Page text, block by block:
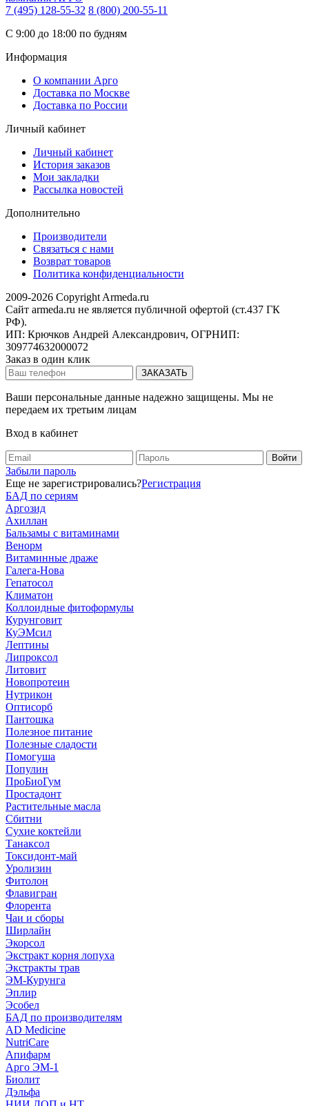
7 (495) 128-55-32 8 (800) 200-55-11
С 9:00 до 18:00 по будням
Информация
О компании Арго
Доставка по Москве
Доставка по России
Личный кабинет
Личный кабинет
История заказов
Мои закладки
Рассылка новостей
Дополнительно
Производители
Связаться с нами
Возврат товаров
Политика конфиденциальности
2009-2026 Copyright Armeda.ru
Сайт armeda.ru не является публичной офертой (ст.437 ГК
РФ).
ИП: Крючков Андрей Александрович, ОГРНИП:
309774632000072
Заказ в один клик
Ваши персональные данные надежно защищены. Мы не
передаем их третьим лицам
Вход в кабинет
Забыли пароль
Еще не зарегистрировались?Регистрация
БАД по сериям
Аргозид
Ахиллан
Бальзамы с витаминами
Венорм
Витаминные драже
Галега-Нова
Гепатосол
Климатон
Коллоидные фитоформулы
Курунговит
КуЭМсил
Лептины
Липроксол
Литовит
Новопротеин
Нутрикон
Оптисорб
Пантошка
Полезное питание
Полезные сладости
Помогуша
Популин
ПроБиоГум
Простадонт
Растительные масла
Сбитни
Сухие коктейли
Танаксол
Токсидонт-май
Уролизин
Фитолон
Флавигран
Флорента
Чаи и сборы
Ширлайн
Экорсол
Экстракт корня лопуха
Экстракты трав
ЭМ-Курунга
Эплир
Эсобел
БАД по производителям
AD Medicine
NutriCare
Апифарм
Арго ЭМ-1
Биолит
Дэльфа